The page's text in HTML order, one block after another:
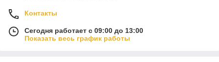
Контакты
Сегодня работает с 09:00 до 13:00
Показать весь график работы